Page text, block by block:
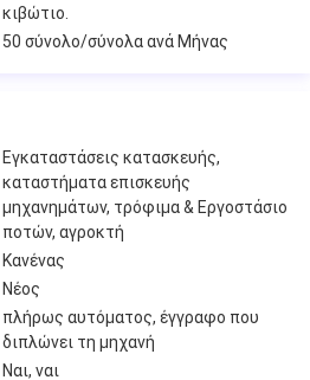
κιβώτιο.
50 σύνολο/σύνολα ανά Μήνας
Εγκαταστάσεις κατασκευής,
καταστήματα επισκευής
μηχανημάτων, τρόφιμα & Εργοστάσιο
ποτών, αγροκτή
Κανένας
Νέος
πλήρως αυτόματος, έγγραφο που
διπλώνει τη μηχανή
Ναι, ναι